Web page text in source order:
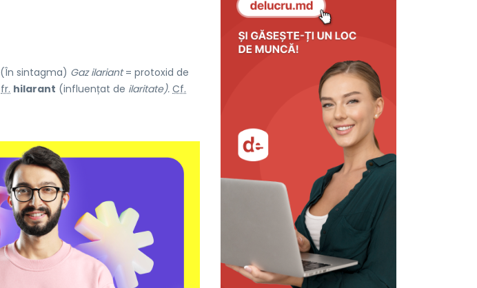
(În sintagma) Gaz ilariant= protoxid de
fr. hilarant (influențat de ilaritate). Cf.